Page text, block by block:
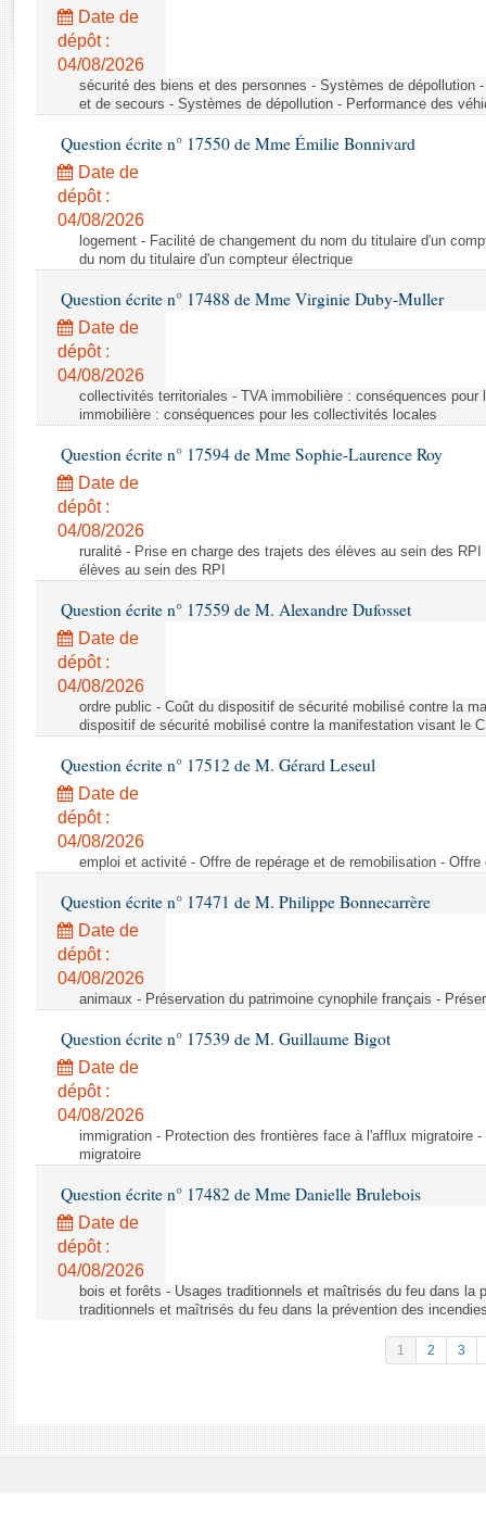
Rapports législatifs
Rapports sur l'application des lois
Baromètre de l’application des lois
Dossiers législatifs
Budget et sécurité sociale
Questions écrites et orales
Comptes rendus des débats
Date de
dépôt :
04/08/2026
sécurité des biens et des personnes - Systèmes de dépollution
et de secours - Systèmes de dépollution - Performance des
Question écrite n° 17550 de Mme Émilie Bonnivard
Date de
dépôt :
04/08/2026
logement - Facilité de changement du nom du titulaire d'un
du nom du titulaire d'un compteur électrique
Question écrite n° 17488 de Mme Virginie Duby-Muller
Date de
dépôt :
04/08/2026
collectivités territoriales - TVA immobilière : conséquences
immobilière : conséquences pour les collectivités locales
Question écrite n° 17594 de Mme Sophie-Laurence Roy
Date de
dépôt :
04/08/2026
ruralité - Prise en charge des trajets des élèves au sein des
élèves au sein des RPI
Question écrite n° 17559 de M. Alexandre Dufosset
Date de
dépôt :
04/08/2026
ordre public - Coût du dispositif de sécurité mobilisé contre la
dispositif de sécurité mobilisé contre la manifestation visant le
Question écrite n° 17512 de M. Gérard Leseul
Date de
dépôt :
04/08/2026
emploi et activité - Offre de repérage et de remobilisation -
Question écrite n° 17471 de M. Philippe Bonnecarrère
Date de
dépôt :
04/08/2026
animaux - Préservation du patrimoine cynophile français -
Question écrite n° 17539 de M. Guillaume Bigot
Date de
dépôt :
04/08/2026
immigration - Protection des frontières face à l'afflux migratoire
migratoire
Question écrite n° 17482 de Mme Danielle Brulebois
Date de
dépôt :
04/08/2026
bois et forêts - Usages traditionnels et maîtrisés du feu dans la
traditionnels et maîtrisés du feu dans la prévention des
1 2 3